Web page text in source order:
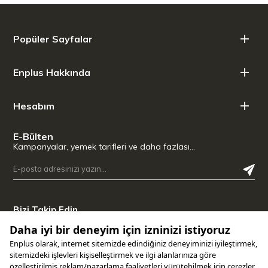
Popüler Sayfalar
Enplus Hakkında
Hesabım
E-Bülten
Kampanyalar, yemek tarifleri ve daha fazlası…
Bizi Takip Edin